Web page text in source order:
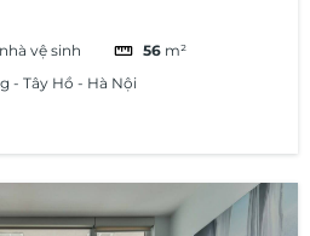
nhà vệ sinh 56 m²
- Tây Hồ - Hà Nội